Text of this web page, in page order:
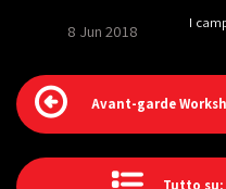
I
8 Jun 2018
Avant-garde